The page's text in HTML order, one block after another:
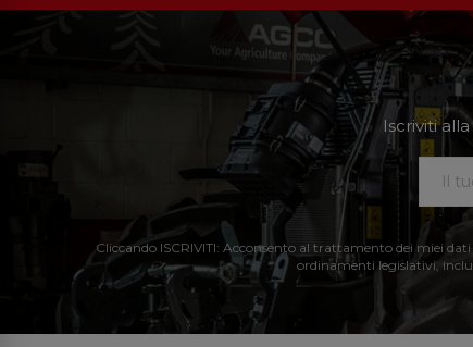
Iscriviti
Cliccando ISCRIVITI: Acconsento al trattamento dei miei
ordinamenti legislativi,